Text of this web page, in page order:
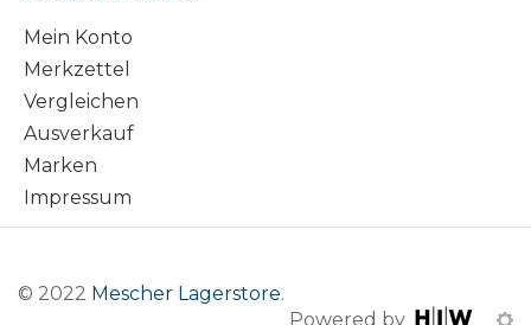
Mein Konto
Merkzettel
Vergleichen
Ausverkauf
Marken
Impressum
© 2022 Mescher Lagerstore.
Powered by